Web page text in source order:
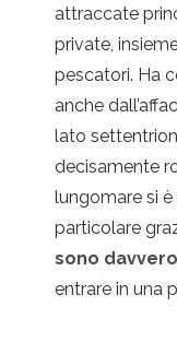
attraccate
private,
pescatori. Ha
anche
lato
decisamente
lungomare si
particolare
sono
entrare in una